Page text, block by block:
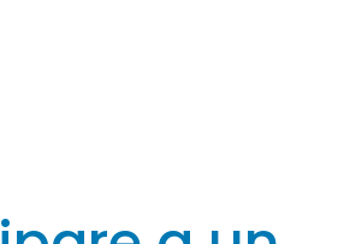
FB e Istagram
rif. Giacomo Battaglia cell.